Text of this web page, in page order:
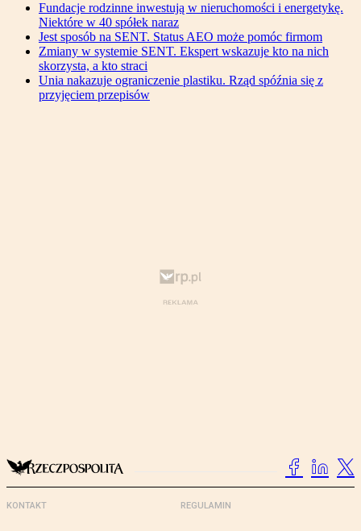
Fundacje rodzinne inwestują w nieruchomości i energetykę.
Niektóre w 40 spółek naraz
Jest sposób na SENT. Status AEO może pomóc firmom
Zmiany w systemie SENT. Ekspert wskazuje kto na nich
skorzysta, a kto straci
Unia nakazuje ograniczenie plastiku. Rząd spóźnia się z
przyjęciem przepisów
KONTAKT REGULAMIN